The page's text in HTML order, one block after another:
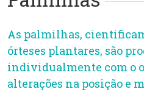
As palmilhas,
órteses plantares, são
individualmente com o
alterações na posição e